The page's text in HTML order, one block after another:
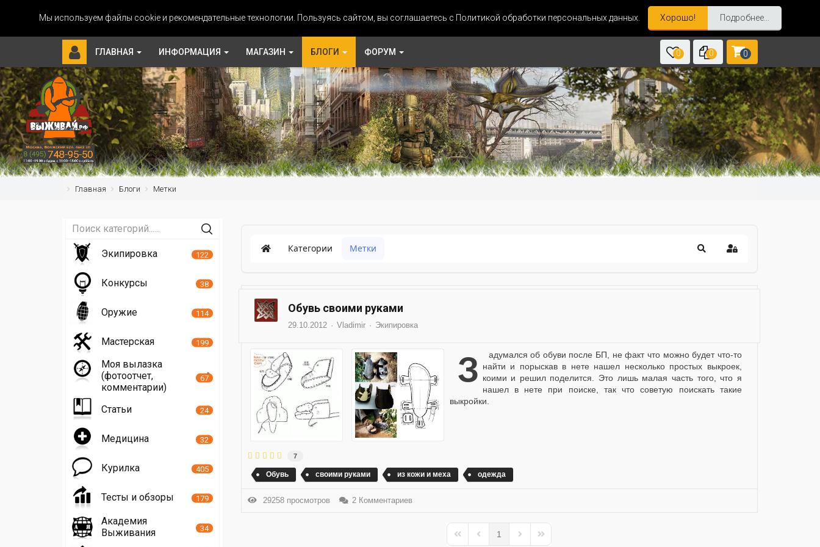
Мы используем файлы cookie и рекомендательные технологии. Пользуясь сайтом, вы соглашаетесь с Политикой обработки персональных данных. Хорошо! Подробнее...
ГЛАВНАЯ ИНФОРМАЦИЯ МАГАЗИН БЛОГИ ФОРУМ 0 0 0
Главная Блоги Метки
Категории Метки
Обувь своими руками
29.10.2012 Vladimir Экипировка
Задумался об обуви после БП, не факт что можно будет что-то найти и порыскав в нете нашел несколько простых выкроек,
коими и решил поделится. Это лишь малая часть того, что я
нашел в нете при поиске, так что советую поискать такие
выкройки.
7
Обувь своими руками из кожи и меха одежда
29258 просмотров 2 Комментариев
First PagePrevious Page
1
Next PageLast Page
Экипировка 122
Конкурсы 38
Оружие 114
Мастерская 199
Моя вылазка
(фотоотчет,
комментарии)
67
Статьи 24
Медицина 32
Курилка 405
Тесты и обзоры 179
Академия
Выживания
34